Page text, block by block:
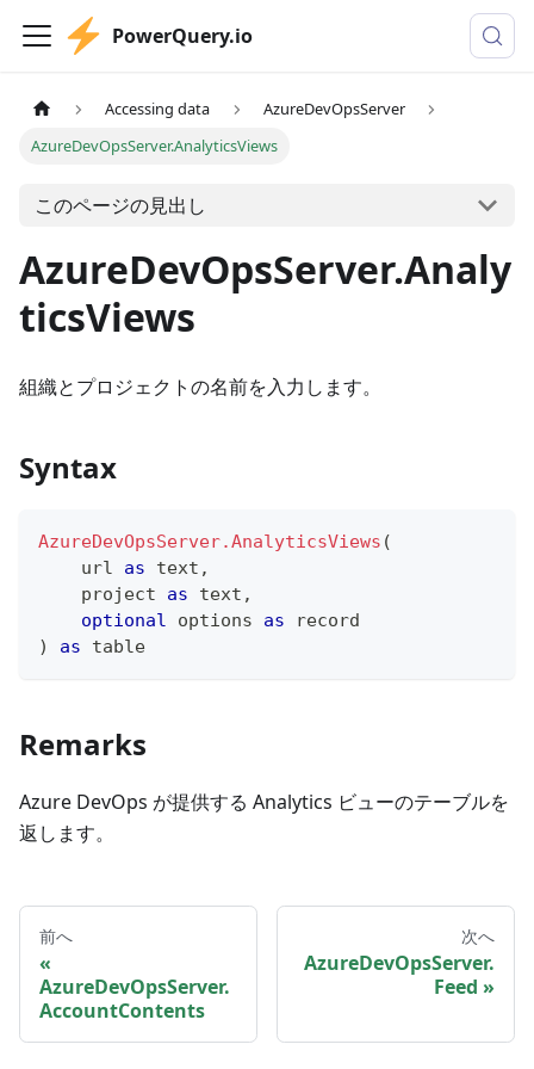
PowerQuery.io
Accessing data
AzureDevOpsServer
AzureDevOpsServer.AnalyticsViews
このページの見出し
AzureDevOpsServer.Analy
ticsViews
組織とプロジェクトの名前を入力します。
Syntax
AzureDevOpsServer.AnalyticsViews (
    url
as text ,
    project
as text ,
optional options as
record
)
as table
Remarks
Azure DevOps が提供する Analytics ビューのテーブルを
返します。
前へ
AzureDevOpsServer.
AccountContents
次へ
AzureDevOpsServer.
Feed